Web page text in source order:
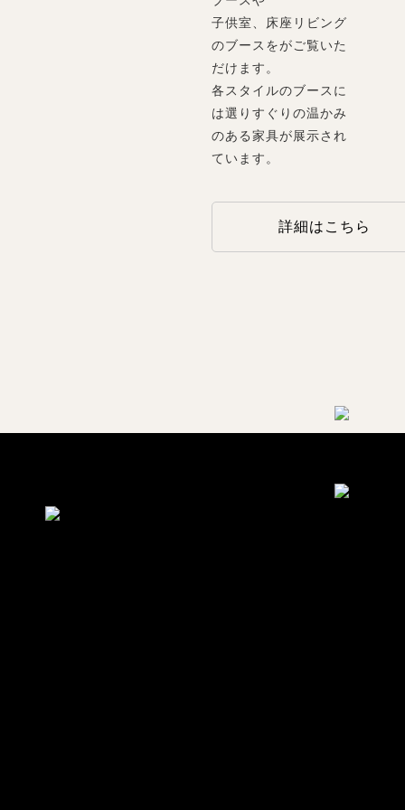
子供室、床座リビング
のブースをがご覧いた
だけます。
各スタイルのブースに
は選りすぐりの温かみ
のある家具が展示され
ています。
詳細はこちら